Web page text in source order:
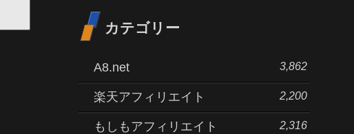
カテゴリー
A8.net 3,862
楽天アフィリエイト 2,200
もしもアフィリエイト 2,316